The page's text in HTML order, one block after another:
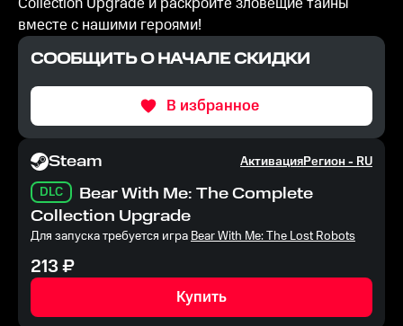
вместе с нашими героями!
СООБЩИТЬ О НАЧАЛЕ СКИДКИ
В избранное
Steam АктивацияРегион -RU
DLC
Bear With Me: The Complete
Collection Upgrade
Для запуска требуется играBear With Me: The Lost Robots
213₽
Купить